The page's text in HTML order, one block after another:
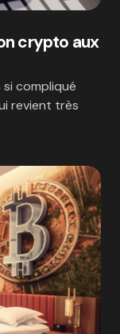
crypto aux
si compliqué
revient très